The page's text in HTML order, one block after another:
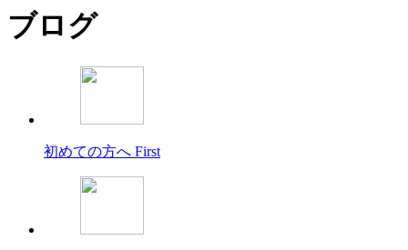
ブログ
初めての方へ First